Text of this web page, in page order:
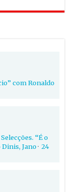
com Ronaldo
“É o
Dinis, Jano·24